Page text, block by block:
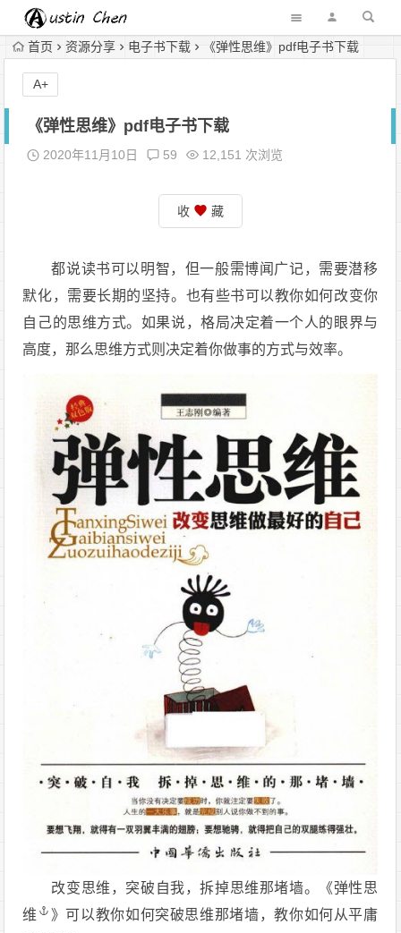
首页 资源分享 电子书下载 《弹性思维》pdf电子书下载
《弹性思维》pdf电子书下载
2020年11月10日 59 12,151 次浏览
收 藏
都说读书可以明智，但一般需博闻广记，需要潜移
默化，需要长期的坚持。也有些书可以教你如何改变你
自己的思维方式。如果说，格局决定着一个人的眼界与
高度，那么思维方式则决定着你做事的方式与效率。
改变思维，突破自我，拆掉思维那堵墙。《弹性思
维
》可以教你如何突破思维那堵墙，教你如何从平庸
A+